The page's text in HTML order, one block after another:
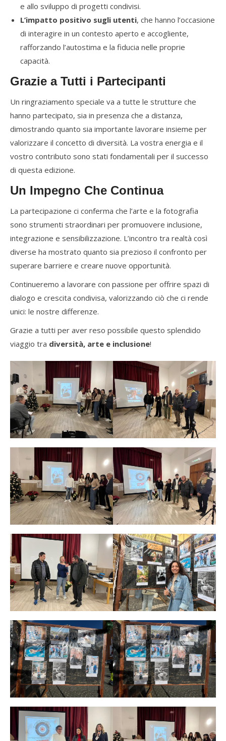
e allo sviluppo di progetti condivisi.
L’impatto positivo sugli utenti, che hanno l’occasione
di interagire in un contesto aperto e accogliente,
rafforzando l’autostima e la fiducia nelle proprie
capacità.
Grazie a Tutti i Partecipanti
Un ringraziamento speciale va a tutte le strutture che
hanno partecipato, sia in presenza che a distanza,
dimostrando quanto sia importante lavorare insieme per
valorizzare il concetto di diversità. La vostra energia e il
vostro contributo sono stati fondamentali per il successo
di questa edizione.
Un Impegno Che Continua
La partecipazione ci conferma che l’arte e la fotografia
sono strumenti straordinari per promuovere inclusione,
integrazione e sensibilizzazione. L’incontro tra realtà così
diverse ha mostrato quanto sia prezioso il confronto per
superare barriere e creare nuove opportunità.
Continueremo a lavorare con passione per offrire spazi di
dialogo e crescita condivisa, valorizzando ciò che ci rende
unici: le nostre differenze.
Grazie a tutti per aver reso possibile questo splendido
viaggio tra diversità, arte e inclusione!